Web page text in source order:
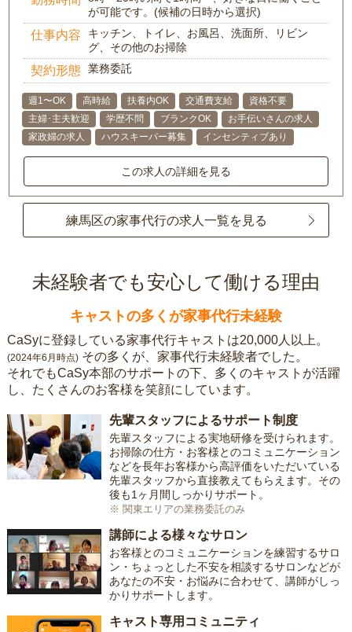
が可能です。(候補の日時から選択)
仕事内容
キッチン、トイレ、お風呂、洗面所、リビン
グ、その他のお掃除
契約形態 業務委託
週1〜OK 高時給 扶養内OK 交通費支給
資格不要
主婦･主夫歓迎
学歴不問 ブランクOK
お手伝いさんの求人
家政婦の求人
ハウスキーパー募集 インセンティブあり
この求人の詳細を見る
練馬区の家事代行の求人一覧を見る
未経験者でも安心して働ける理由
キャストの多くが家事代行未経験
CaSyに登録している家事代行キャストは20,000人以上。
(2024年6月時点) その多くが、家事代行未経験者でした。
それでもCaSy本部のサポートの下、多くのキャストが活躍
し、たくさんのお客様を笑顔にしています。
先輩スタッフによるサポート制度
先輩スタッフによる実地研修を受けられます。
お掃除の仕方・お客様とのコミュニケーション
などを長年お客様から高評価をいただいている
先輩スタッフから直接教えてもらえます。その
後も1ヶ月間しっかりサポート。
※ 関東エリアの業務委託のみ
講師による様々なサロン
お客様とのコミュニケーションを練習するサロ
ン・ちょっとした不安を相談するサロンなどが
あなたの不安・お悩みに合わせて、講師がしっ
かりサポートします。
キャスト専用コミュニティ